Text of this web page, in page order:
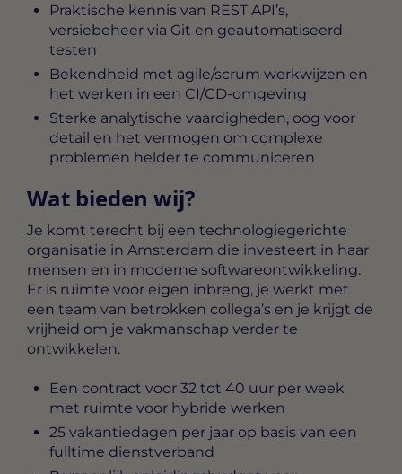
Praktische kennis van REST API’s,
versiebeheer via Git en geautomatiseerd
testen
Bekendheid met agile/scrum werkwijzen en
het werken in een CI/CD-omgeving
Sterke analytische vaardigheden, oog voor
detail en het vermogen om complexe
problemen helder te communiceren
Wat bieden wij?
Je komt terecht bij een technologiegerichte
organisatie in Amsterdam die investeert in haar
mensen en in moderne softwareontwikkeling.
Er is ruimte voor eigen inbreng, je werkt met
een team van betrokken collega’s en je krijgt de
vrijheid om je vakmanschap verder te
ontwikkelen.
Een contract voor 32 tot 40 uur per week
met ruimte voor hybride werken
25 vakantiedagen per jaar op basis van een
fulltime dienstverband